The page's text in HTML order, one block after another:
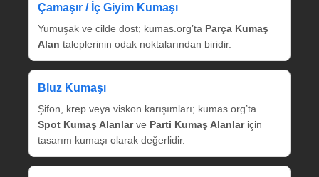
Çamaşır / İç Giyim Kumaşı
Yumuşak ve cilde dost; kumas.org’ta Parça Kumaş
Alan taleplerinin odak noktalarından biridir.
Bluz Kumaşı
Şifon, krep veya viskon karışımları; kumas.org’ta
Spot Kumaş Alanlarve Parti Kumaş Alanlariçin
tasarım kumaşı olarak değerlidir.